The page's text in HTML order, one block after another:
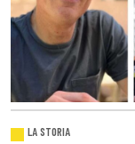
LA STORIA